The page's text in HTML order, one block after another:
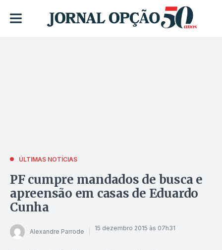
ÚLTIMAS NOTÍCIAS
PF cumpre mandados de busca e
apreensão em casas de Eduardo
Cunha
Alexandre Parrode 15 dezembro 2015 às 07h31